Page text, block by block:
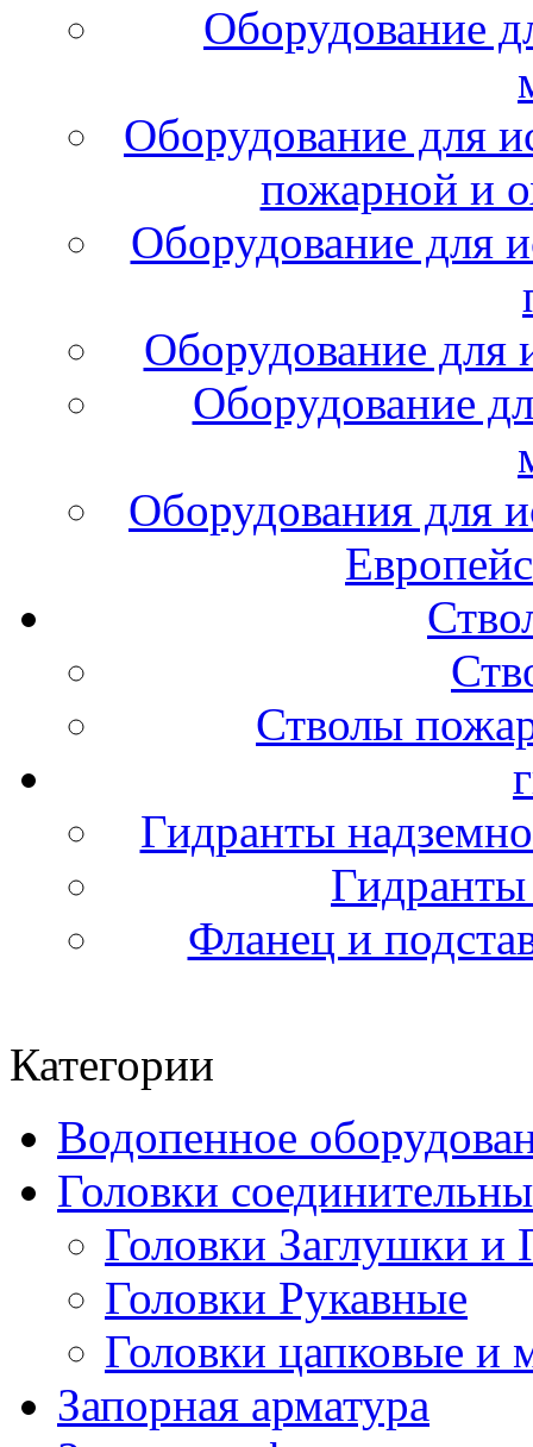
Оборудование
Оборудование для
пожарной и
Оборудование для
Оборудование для
Оборудование
Оборудования для
Стволы
Гидранты
Фланец и
Категории
Водопенное
Головки
Головки Заглушки и
Головки Рукавные
Головки цапковые и
Запорная арматура